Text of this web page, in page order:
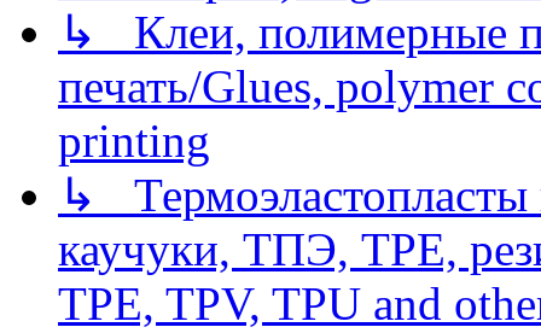
↳ Клеи, полимерные
печать/Glues, polymer
printing
↳
каучуки, ТПЭ, TPE,
TPE, TPV, TPU and